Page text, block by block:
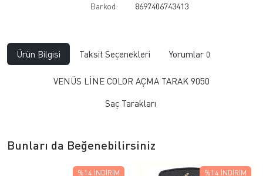
Barkod:
8697406743413
Ürün Bilgisi Taksit Seçenekleri Yorumlar 0
VENÜS LİNE COLOR AÇMA TARAK 9050
​Saç Tarakları
Bunları da Beğenebilirsiniz
%14 İNDIRIM %14 İNDIRIM